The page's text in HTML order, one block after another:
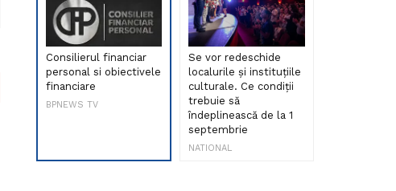
Consilierul financiar
personal si obiectivele
financiare
BPNEWS TV
Se vor redeschide
localurile și instituțiile
culturale. Ce condiții
trebuie să
îndeplinească de la 1
septembrie
NATIONAL